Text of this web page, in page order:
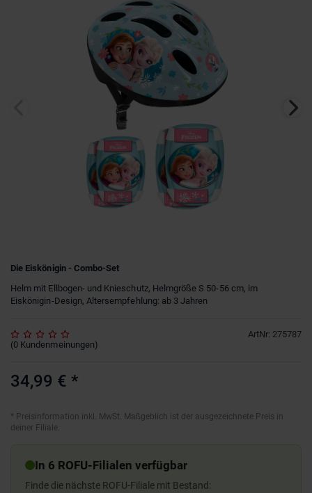
Die Eiskönigin - Combo-Set
Helm mit Ellbogen- und Knieschutz, Helmgröße S 50-56 cm, im
Eiskönigin-Design, Altersempfehlung: ab 3 Jahren
ArtNr: 275787
(0 Kundenmeinungen)
34,99 € *
* Preisinformation inkl. MwSt. Maßgeblich ist der ausgezeichnete Preis in
deiner Filiale.
In 6 ROFU-Filialen verfügbar
Finde die nächste ROFU-Filiale mit Bestand: